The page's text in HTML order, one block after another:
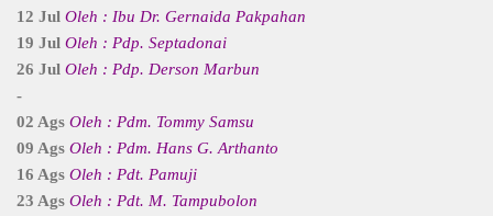
12 Jul Oleh : Ibu Dr. Gernaida Pakpahan
19 Jul Oleh : Pdp. Septadonai
26 Jul Oleh : Pdp. Derson Marbun
-
02 Ags Oleh : Pdm. Tommy Samsu
09 Ags Oleh : Pdm. Hans G. Arthanto
16 Ags Oleh : Pdt. Pamuji
23 Ags Oleh : Pdt. M. Tampubolon